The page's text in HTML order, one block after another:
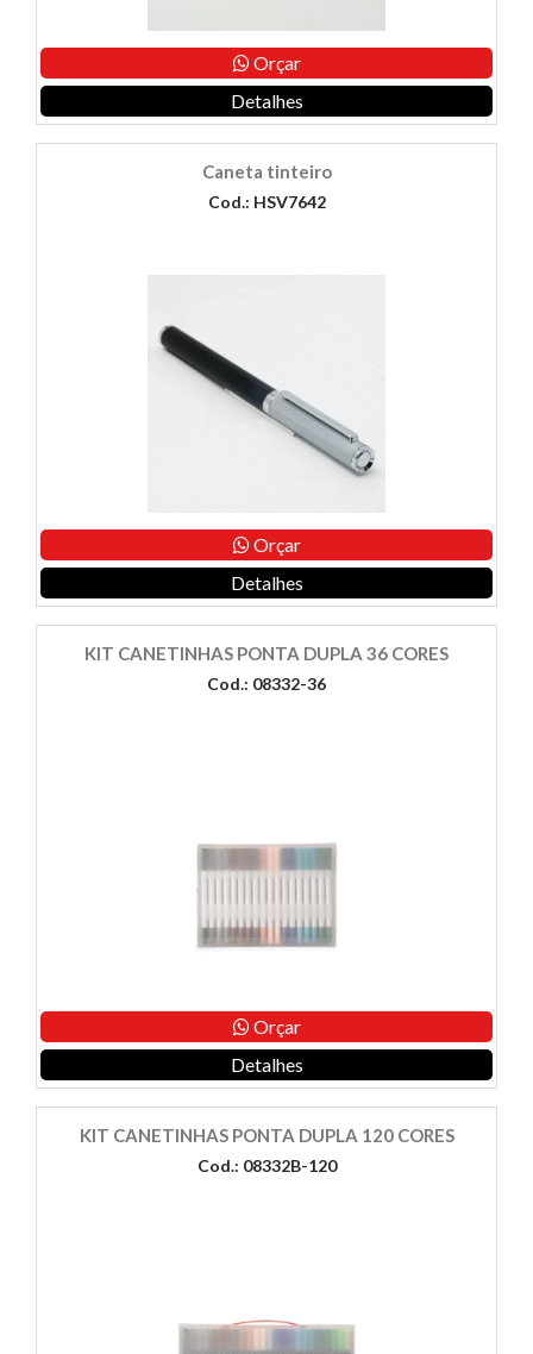
Orçar
Detalhes
Caneta tinteiro
Cod.: HSV7642
Orçar
Detalhes
KIT CANETINHAS PONTA DUPLA 36 CORES
Cod.: 08332-36
Orçar
Detalhes
KIT CANETINHAS PONTA DUPLA 120 CORES
Cod.: 08332B-120